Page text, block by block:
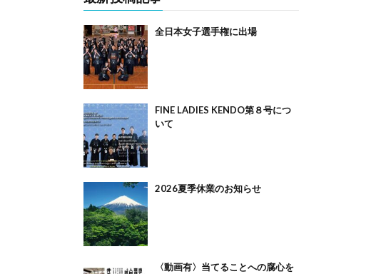
全日本女子選手権に出場
FINE LADIES KENDO第８号につ
いて
2026夏季休業のお知らせ
〈動画有〉当てることへの腐心を